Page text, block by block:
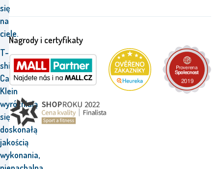
się
na
ciele.
T-
shirty
Calvin
Klein
wyróżniają
się
doskonałą
jakością
wykonania,
Nagrody i certyfikaty